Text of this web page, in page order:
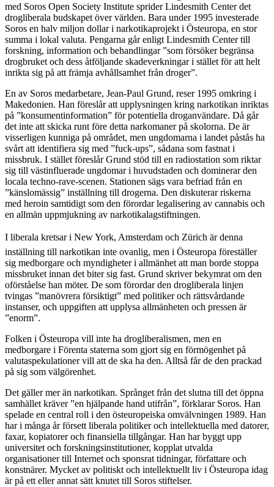
med Soros Open Society Institute sprider Lindesmith Center det
drogliberala budskapet över världen. Bara under 1995 investerade
Soros en halv miljon dollar i narkotikaprojekt i Östeuropa, en stor
summa i lokal valuta. Pengarna går enligt Lindesmith Center till
forskning, information och behandlingar ”som försöker begränsa
drogbruket och dess åtföljande skadeverkningar i stället för att helt
inrikta sig på att främja avhållsamhet från droger”.
En av Soros medarbetare, Jean-Paul Grund, reser 1995 omkring i
Makedonien. Han föreslår att upplysningen kring narkotikan inriktas
på ”konsumentinformation” för potentiella droganvändare. Då går
det inte att skicka runt före detta narkomaner på skolorna. De är
visserligen kunniga på området, men ungdomarna i landet påstås ha
svårt att identifiera sig med ”fuck-ups”, sådana som fastnat i
missbruk. I stället föreslår Grund stöd till en radiostation som riktar
sig till västinfluerade ungdomar i huvudstaden och dominerar den
locala techno-rave-scenen. Stationen sägs vara befriad från en
”känslomässig” inställning till drogerna. Den diskuterar riskerna
med heroin samtidigt som den förordar legalisering av cannabis och
en allmän uppmjukning av narkotikalagstiftningen.
I liberala kretsar i New York, Amsterdam och Zürich är denna
inställning till narkotikan inte ovanlig, men i Östeuropa föreställer
sig medborgare och myndigheter i allmänhet att man borde stoppa
missbruket innan det biter sig fast. Grund skriver bekymrat om den
oförståelse han möter. De som förordar den drogliberala linjen
tvingas ”manövrera försiktigt” med politiker och rättsvårdande
instanser, och uppgiften att upplysa allmänheten och pressen är
”enorm”.
Folken i Östeuropa vill inte ha drogliberalismen, men en
medborgare i Förenta staterna som gjort sig en förmögenhet på
valutaspekulationer vill att de ska ha den. Alltså får de den prackad
på sig som välgörenhet.
Det gäller mer än narkotikan. Språnget från det slutna till det öppna
samhället kräver ”en hjälpande hand utifrån”, förklarar Soros. Han
spelade en central roll i den östeuropeiska omvälvningen 1989. Han
har i många år försett liberala politiker och intellektuella med datorer,
faxar, kopiatorer och finansiella tillgångar. Han har byggt upp
universitet och forskningsinstitutioner, kopplat utvalda
organisationer till Internet och sponsrat tidningar, författare och
konstnärer. Mycket av politiskt och intellektuellt liv i Östeuropa idag
är på ett eller annat sätt knutet till Soros stiftelser.